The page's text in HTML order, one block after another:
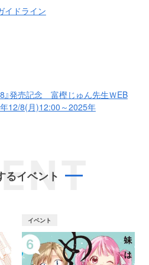
イドライン
』発売記念 富樫じゅん先生ＷEB
12/8(月)12:00～2025年
るイベント
イベント